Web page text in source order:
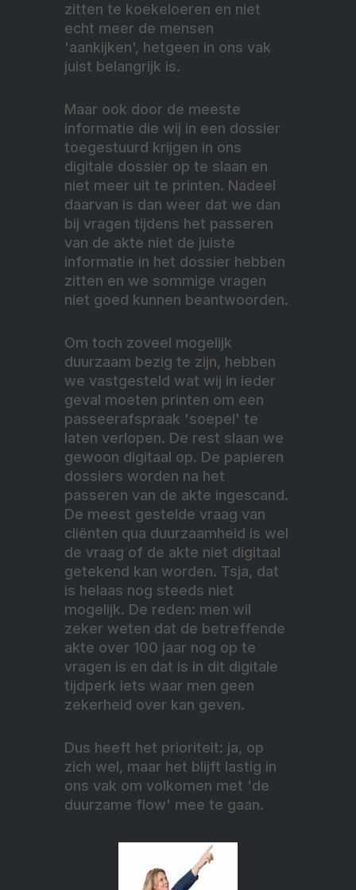
zitten te koekeloeren en niet
echt meer de mensen
'aankijken', hetgeen in ons vak
juist belangrijk is.
Maar ook door de meeste
informatie die wij in een dossier
toegestuurd krijgen in ons
digitale dossier op te slaan en
niet meer uit te printen. Nadeel
daarvan is dan weer dat we dan
bij vragen tijdens het passeren
van de akte niet de juiste
informatie in het dossier hebben
zitten en we sommige vragen
niet goed kunnen beantwoorden.
Om toch zoveel mogelijk
duurzaam bezig te zijn, hebben
we vastgesteld wat wij in ieder
geval moeten printen om een
passeerafspraak 'soepel' te
laten verlopen. De rest slaan we
gewoon digitaal op. De papieren
dossiers worden na het
passeren van de akte ingescand.
De meest gestelde vraag van
cliënten qua duurzaamheid is wel
de vraag of de akte niet digitaal
getekend kan worden. Tsja, dat
is helaas nog steeds niet
mogelijk. De reden: men wil
zeker weten dat de betreffende
akte over 100 jaar nog op te
vragen is en dat is in dit digitale
tijdperk iets waar men geen
zekerheid over kan geven.
Dus heeft het prioriteit: ja, op
zich wel, maar het blijft lastig in
ons vak om volkomen met 'de
duurzame flow' mee te gaan.